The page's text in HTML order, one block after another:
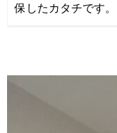
保したカタチです。